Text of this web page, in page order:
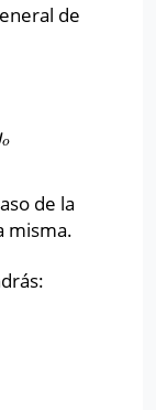
de
o
de la
misma.